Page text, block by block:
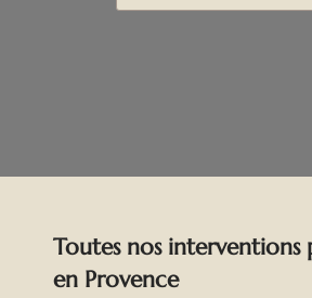
Toutes nos interventions
en Provence